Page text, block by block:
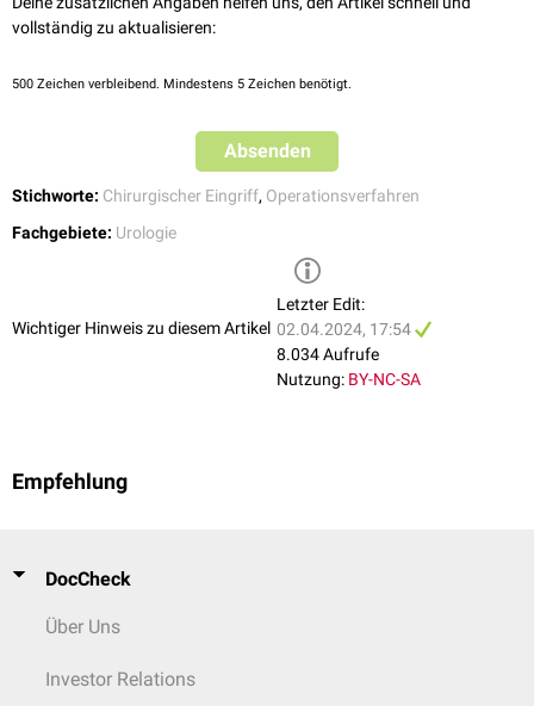
Nahtinsuffizienz mitUrinom
Nervenschädigung mit neurogener
Platzbauch
vollständig zu aktualisieren:
500 Zeichen verbleibend. Mindestens 5 Zeichen benötigt.
Absenden
Stichworte: Chirurgischer Eingriff, Operationsverfahren
Fachgebiete: Urologie
Wichtiger Hinweis zu diesem Artikel
Letzter Edit:
02.04.2024, 17:54
8.034 Aufrufe
Nutzung: BY-NC-SA
Empfehlung
DocCheck
Über Uns
Investor Relations